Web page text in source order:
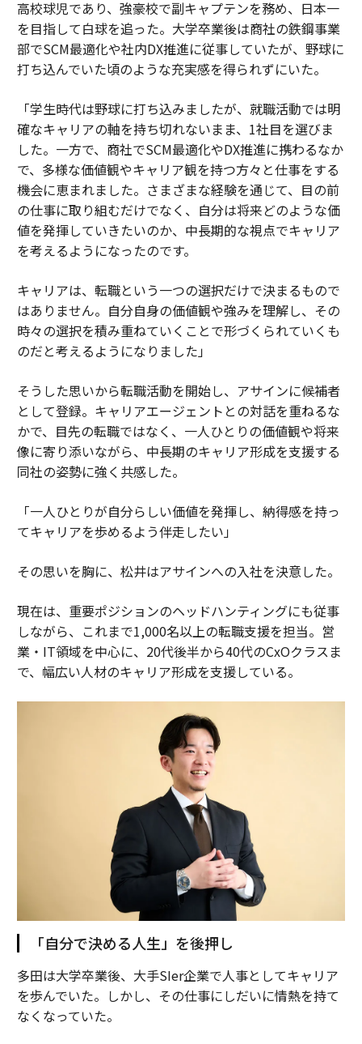
高校球児であり、強豪校で副キャプテンを務め、日本一
を目指して白球を追った。大学卒業後は商社の鉄鋼事業
部でSCM最適化や社内DX推進に従事していたが、野球に
打ち込んでいた頃のような充実感を得られずにいた。
「学生時代は野球に打ち込みましたが、就職活動では明
確なキャリアの軸を持ち切れないまま、1社目を選びま
した。一方で、商社でSCM最適化やDX推進に携わるなか
で、多様な価値観やキャリア観を持つ方々と仕事をする
機会に恵まれました。さまざまな経験を通じて、目の前
の仕事に取り組むだけでなく、自分は将来どのような価
値を発揮していきたいのか、中長期的な視点でキャリア
を考えるようになったのです。
キャリアは、転職という一つの選択だけで決まるもので
はありません。自分自身の価値観や強みを理解し、その
時々の選択を積み重ねていくことで形づくられていくも
のだと考えるようになりました」
そうした思いから転職活動を開始し、アサインに候補者
として登録。キャリアエージェントとの対話を重ねるな
かで、目先の転職ではなく、一人ひとりの価値観や将来
像に寄り添いながら、中長期のキャリア形成を支援する
同社の姿勢に強く共感した。
「一人ひとりが自分らしい価値を発揮し、納得感を持っ
てキャリアを歩めるよう伴走したい」
その思いを胸に、松井はアサインへの入社を決意した。
現在は、重要ポジションのヘッドハンティングにも従事
しながら、これまで1,000名以上の転職支援を担当。営
業・IT領域を中心に、20代後半から40代のCxOクラスま
で、幅広い人材のキャリア形成を支援している。
「自分で決める人生」を後押し
多田は大学卒業後、大手SIer企業で人事としてキャリア
を歩んでいた。しかし、その仕事にしだいに情熱を持て
なくなっていた。